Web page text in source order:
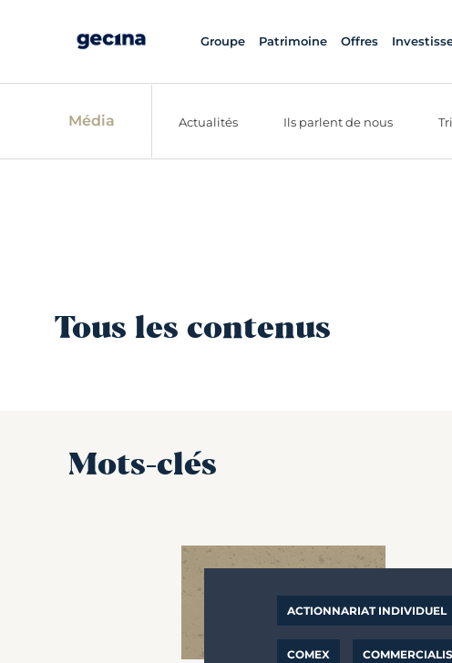
Groupe Patrimoine Offres
Média Actualités Ils parlent de nous
Tous les contenus
Mots-clés
ACTIONNARIAT INDIVIDUEL
COMEX